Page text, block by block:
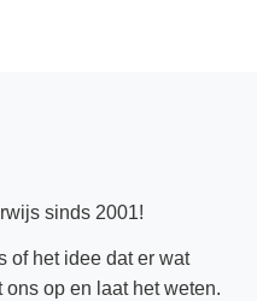
sinds 2001!
of het idee dat er wat
op en laat het weten.